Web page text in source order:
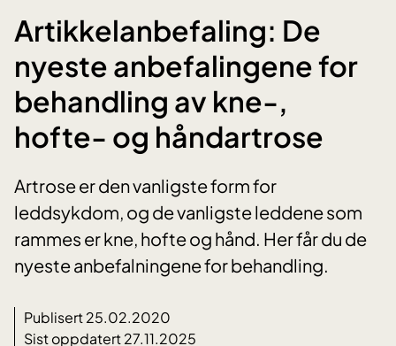
Artikkelanbefaling: De
nyeste anbefalingene for
behandling av kne-,
hofte- og håndartrose
Artrose er den vanligste form for
leddsykdom, og de vanligste leddene som
rammes er kne, hofte og hånd. Her får du de
nyeste anbefalningene for behandling.
Publisert 25.02.2020
Sist oppdatert 27.11.2025